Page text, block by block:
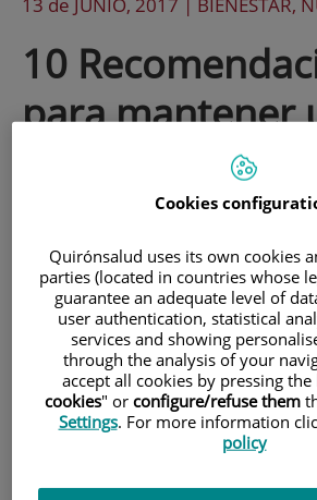
10
para mantener
buena
están aquí. Aunque beber
imprescindible para
estado de salud, la
agua en esta época del
debemos tener un
niños, personas mayores, las
embarazadas, deportistas
Cookies
Quirónsalud uses its own cookies
parties (located in countries whose
guarantee an adequate level of
user authentication, statistical
services and showing
through the analysis of your
accept all cookies by pressing
cookies" or configure/refuse them
Settings. For more information
policy